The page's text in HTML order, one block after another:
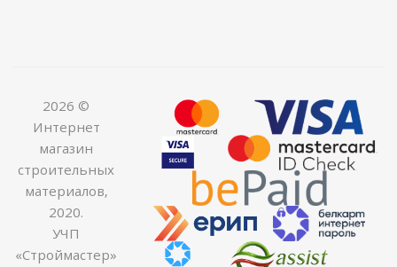
2026 ©
Интернет
магазин
строительных
материалов,
2020.
УЧП
«Строймастер»